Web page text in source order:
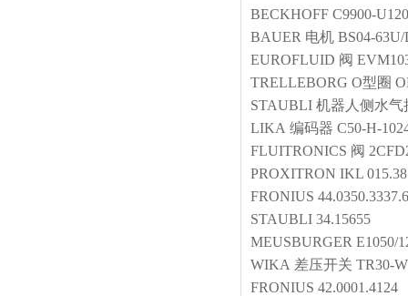
BECKHOFF C9900-U120
BAUER 电机 BS04-
EUROFLUID 阀
TRELLEBORG O型圈
STAUBLI 机器人侧水气
LIKA 编码器 C50-H-
FLUITRONICS 阀
PROXITRON IKL
FRONIUS
STAUBLI 34.15655
MEUSBURGER E1050/
WIKA 差压开关 TR30-
FRONIUS 42.0001.4124